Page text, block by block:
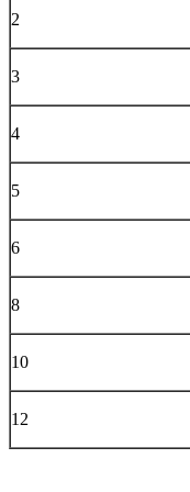
2
3
4
5
6
8
10
12